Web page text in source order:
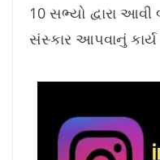
10 સભ્યો દ્વારા
સંસ્કાર આપવાનું